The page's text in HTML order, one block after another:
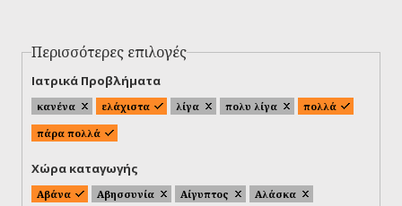
Περισσότερες επιλογές
Ιατρικά Προβλήματα
κανένα ελάχιστα λίγα πολυ λίγα
πολλά
πάρα πολλά
Χώρα καταγωγής
Αβάνα Αβησσυνία Αίγυπτος
Αλάσκα